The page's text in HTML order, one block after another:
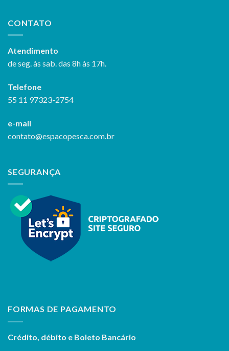
CONTATO
Atendimento
de seg. às sab. das 8h às 17h.
Telefone
55 11 97323-2754
e-mail
contato@espacopesca.com.br
SEGURANÇA
FORMAS DE PAGAMENTO
Crédito, débito e Boleto Bancário